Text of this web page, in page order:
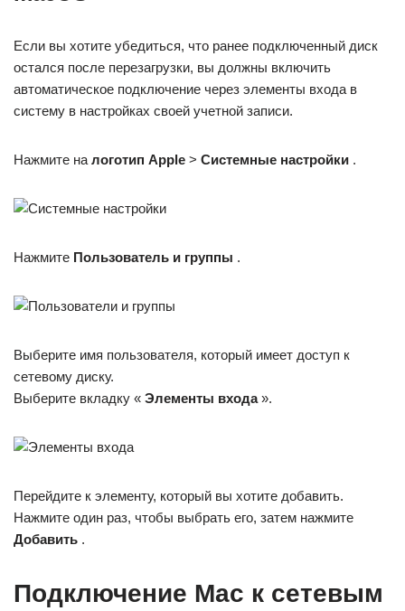
Если вы хотите убедиться, что ранее подключенный диск
остался после перезагрузки, вы должны включить
автоматическое подключение через элементы входа в
систему в настройках своей учетной записи.
Нажмите на логотип Apple > Системные настройки .
Нажмите Пользователь и группы .
Выберите имя пользователя, который имеет доступ к
сетевому диску.
Выберите вкладку « Элементы входа».
Перейдите к элементу, который вы хотите добавить.
Нажмите один раз, чтобы выбрать его, затем нажмите
Добавить .
Подключение Mac к сетевым